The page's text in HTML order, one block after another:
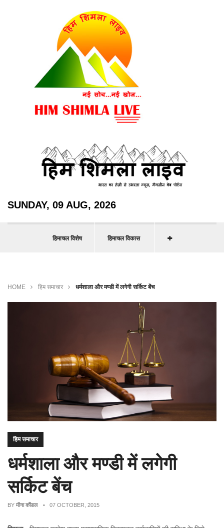
SUNDAY, 09 AUG, 2026
हिमाचल विशेष हिमाचल विकास
HOME हिम समाचार धर्मशाला और मण्डी में लगेगी सर्किट बेंच
हिम समाचार
धर्मशाला और मण्डी में लगेगी
सर्किट बेंच
BY मीना कौंडल • 07 OCTOBER, 2015